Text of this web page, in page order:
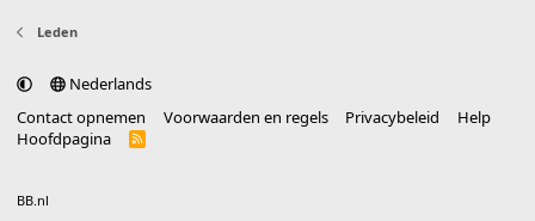
Leden
Nederlands
Contact opnemen
Voorwaarden en regels Privacybeleid
Help
Hoofdpagina
R
BB.nl